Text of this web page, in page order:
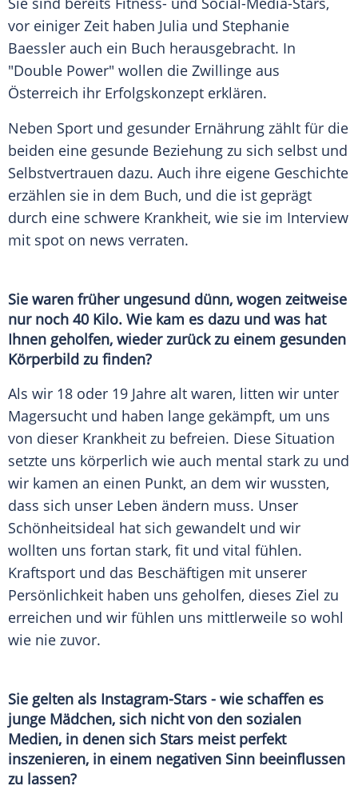
vor einiger Zeit haben Julia und Stephanie
Baessler auch ein Buch herausgebracht. In
"Double Power" wollen die Zwillinge aus
Österreich ihr Erfolgskonzept erklären.
Neben Sport und gesunder Ernährung zählt für die
beiden eine gesunde Beziehung zu sich selbst und
Selbstvertrauen dazu. Auch ihre eigene Geschichte
erzählen sie in dem Buch, und die ist geprägt
durch eine schwere Krankheit, wie sie im Interview
mit spot on news verraten.
Sie waren früher ungesund dünn, wogen zeitweise
nur noch 40 Kilo. Wie kam es dazu und was hat
Ihnen geholfen, wieder zurück zu einem gesunden
Körperbild zu finden?
Als wir 18 oder 19 Jahre alt waren, litten wir unter
Magersucht und haben lange gekämpft, um uns
von dieser Krankheit zu befreien. Diese Situation
setzte uns körperlich wie auch mental stark zu und
wir kamen an einen Punkt, an dem wir wussten,
dass sich unser Leben ändern muss. Unser
Schönheitsideal hat sich gewandelt und wir
wollten uns fortan stark, fit und vital fühlen.
Kraftsport und das Beschäftigen mit unserer
Persönlichkeit haben uns geholfen, dieses Ziel zu
erreichen und wir fühlen uns mittlerweile so wohl
wie nie zuvor.
Sie gelten als Instagram-Stars - wie schaffen es
junge Mädchen, sich nicht von den sozialen
Medien, in denen sich Stars meist perfekt
inszenieren, in einem negativen Sinn beeinflussen
zu lassen?